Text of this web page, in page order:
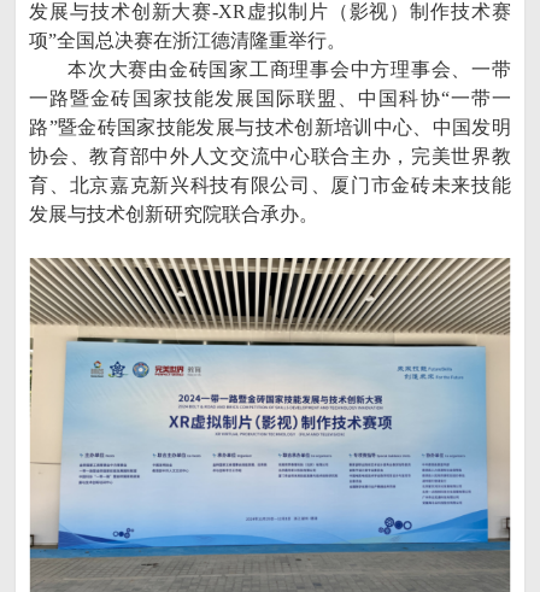
发展与技术创新大赛-XR虚拟制片（影视）制作技术赛
项”全国总决赛在浙江德清隆重举行。
本次大赛由金砖国家工商理事会中方理事会、一带
一路暨金砖国家技能发展国际联盟、中国科协“一带一
路”暨金砖国家技能发展与技术创新培训中心、中国发明
协会、教育部中外人文交流中心联合主办，完美世界教
育、北京嘉克新兴科技有限公司、厦门市金砖未来技能
发展与技术创新研究院联合承办。